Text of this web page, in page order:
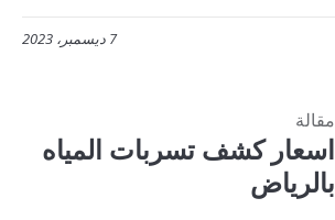
7 ديسمبر، 2023
مقالة
اسعار كشف تسربات المياه
بالرياض